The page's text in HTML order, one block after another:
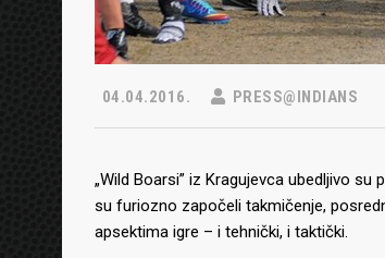
04.04.2016. PRESS@INDIANS
„Wild Boarsi” iz Kragujevca ubedljivo su
su furiozno započeli takmičenje,
apsektima igre – i tehnički, i taktički.